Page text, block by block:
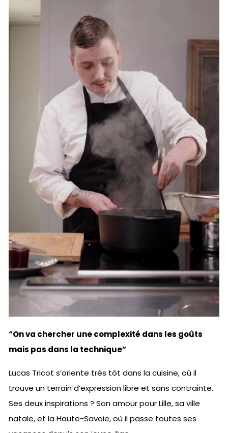
“On va chercher une complexité dans les goûts
mais pas dans la technique”
Lucas Tricot s’oriente très tôt dans la cuisine, où il
trouve un terrain d’expression libre et sans contrainte.
Ses deux inspirations ? Son amour pour Lille, sa ville
natale, et la Haute-Savoie, où il passe toutes ses